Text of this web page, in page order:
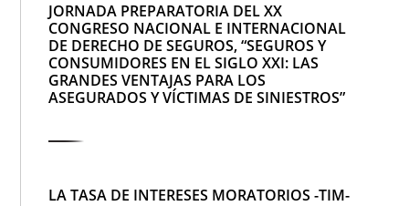
JORNADA PREPARATORIA DEL XX
CONGRESO NACIONAL E INTERNACIONAL
DE DERECHO DE SEGUROS, “SEGUROS Y
CONSUMIDORES EN EL SIGLO XXI: LAS
GRANDES VENTAJAS PARA LOS
ASEGURADOS Y VÍCTIMAS DE SINIESTROS”
LA TASA DE INTERESES MORATORIOS -TIM-